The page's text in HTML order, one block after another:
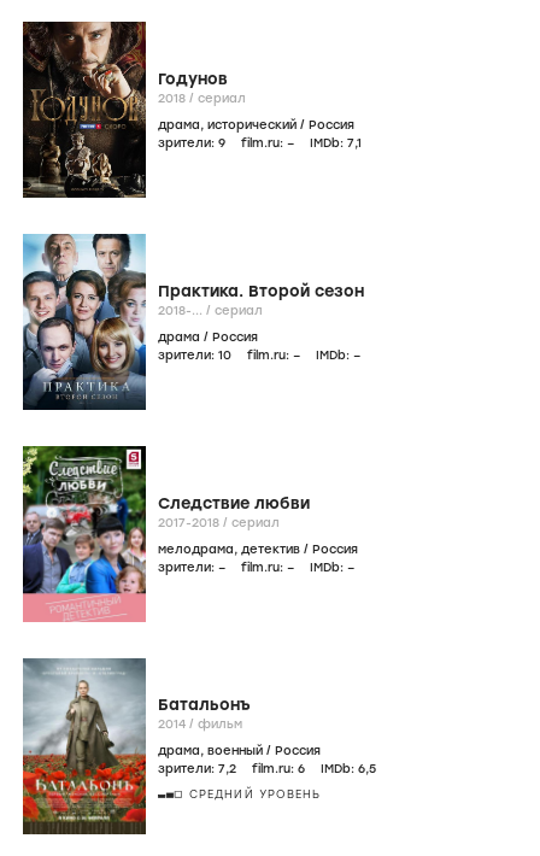
Годунов
2018 / сериал
драма, исторический / Россия
зрители: 9 film.ru: – IMDb: 7,1
Практика. Второй сезон
2018-... / сериал
драма / Россия
зрители: 10 film.ru: – IMDb: –
Следствие любви
2017-2018 / сериал
мелодрама, детектив / Россия
зрители: – film.ru: – IMDb: –
Батальонъ
2014 / фильм
драма, военный / Россия
зрители: 7,2 film.ru: 6 IMDb: 6,5
СРЕДНИЙ УРОВЕНЬ